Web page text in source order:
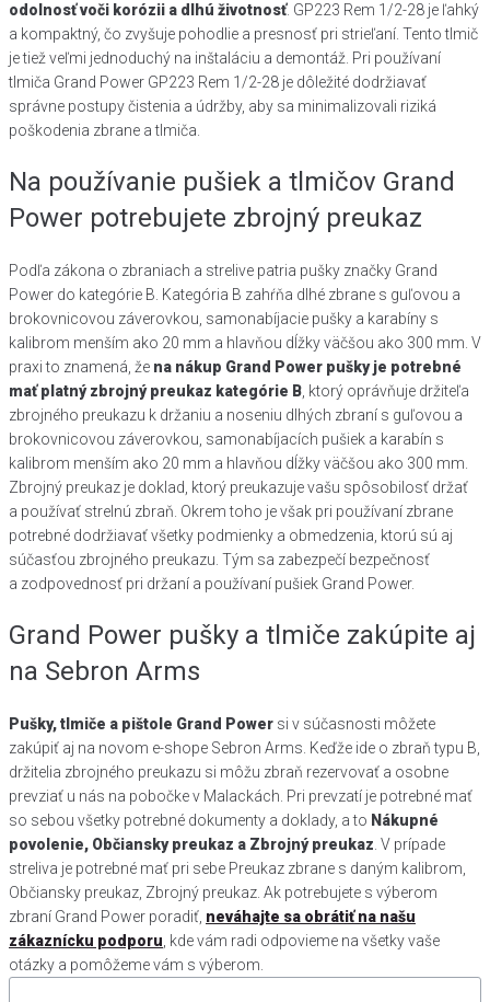
odolnosť voči korózii a dlhú životnosť. GP223 Rem 1/2-28 je ľahký
a kompaktný, čo zvyšuje pohodlie a presnosť pri strieľaní. Tento tlmič
je tiež veľmi jednoduchý na inštaláciu a demontáž. Pri používaní
tlmiča Grand Power GP223 Rem 1/2-28 je dôležité dodržiavať
správne postupy čistenia a údržby, aby sa minimalizovali riziká
poškodenia zbrane a tlmiča.
Na používanie pušiek a tlmičov Grand
Power potrebujete zbrojný preukaz
Podľa zákona o zbraniach a strelive patria pušky značky Grand
Power do kategórie B. Kategória B zahŕňa dlhé zbrane s guľovou a
brokovnicovou záverovkou, samonabíjacie pušky a karabíny s
kalibrom menším ako 20 mm a hlavňou dĺžky väčšou ako 300 mm. V
praxi to znamená, že na nákup Grand Power pušky je potrebné
mať platný zbrojný preukaz kategórie B, ktorý oprávňuje držiteľa
zbrojného preukazu k držaniu a noseniu dlhých zbraní s guľovou a
brokovnicovou záverovkou, samonabíjacích pušiek a karabín s
kalibrom menším ako 20 mm a hlavňou dĺžky väčšou ako 300 mm.
Zbrojný preukaz je doklad, ktorý preukazuje vašu spôsobilosť držať
a používať strelnú zbraň. Okrem toho je však pri používaní zbrane
potrebné dodržiavať všetky podmienky a obmedzenia, ktorú sú aj
súčasťou zbrojného preukazu. Tým sa zabezpečí bezpečnosť
a zodpovednosť pri držaní a používaní pušiek Grand Power.
Grand Power pušky a tlmiče zakúpite aj
na Sebron Arms
Pušky, tlmiče a pištole Grand Power si v súčasnosti môžete
zakúpiť aj na novom e-shope Sebron Arms. Keďže ide o zbraň typu B,
držitelia zbrojného preukazu si môžu zbraň rezervovať a osobne
prevziať u nás na pobočke v Malackách. Pri prevzatí je potrebné mať
so sebou všetky potrebné dokumenty a doklady, a to Nákupné
povolenie, Občiansky preukaz a Zbrojný preukaz . V prípade
streliva je potrebné mať pri sebe Preukaz zbrane s daným kalibrom,
Občiansky preukaz, Zbrojný preukaz. Ak potrebujete s výberom
zbraní Grand Power poradiť, neváhajte sa obrátiť na našu
zákaznícku podporu , kde vám radi odpovieme na všetky vaše
otázky a pomôžeme vám s výberom.